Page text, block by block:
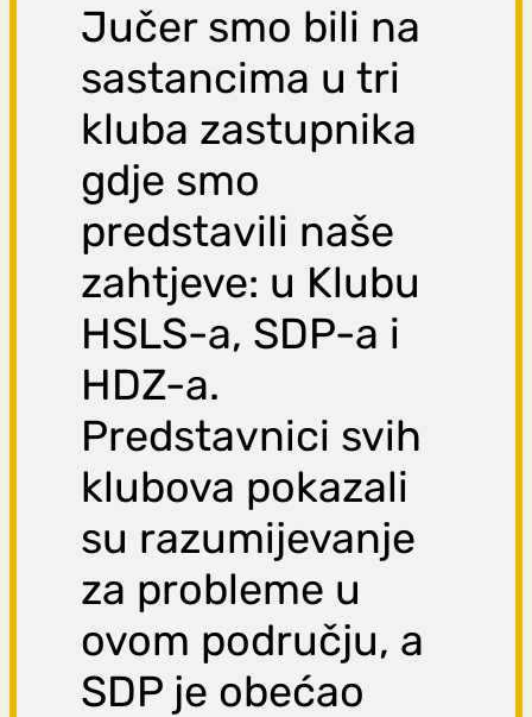
Jučer smo bili na
sastancima u tri
kluba zastupnika
gdje smo
predstavili naše
zahtjeve: u Klubu
HSLS-a, SDP-a i
HDZ-a.
Predstavnici svih
klubova pokazali
su razumijevanje
za probleme u
ovom području, a
SDP je obećao